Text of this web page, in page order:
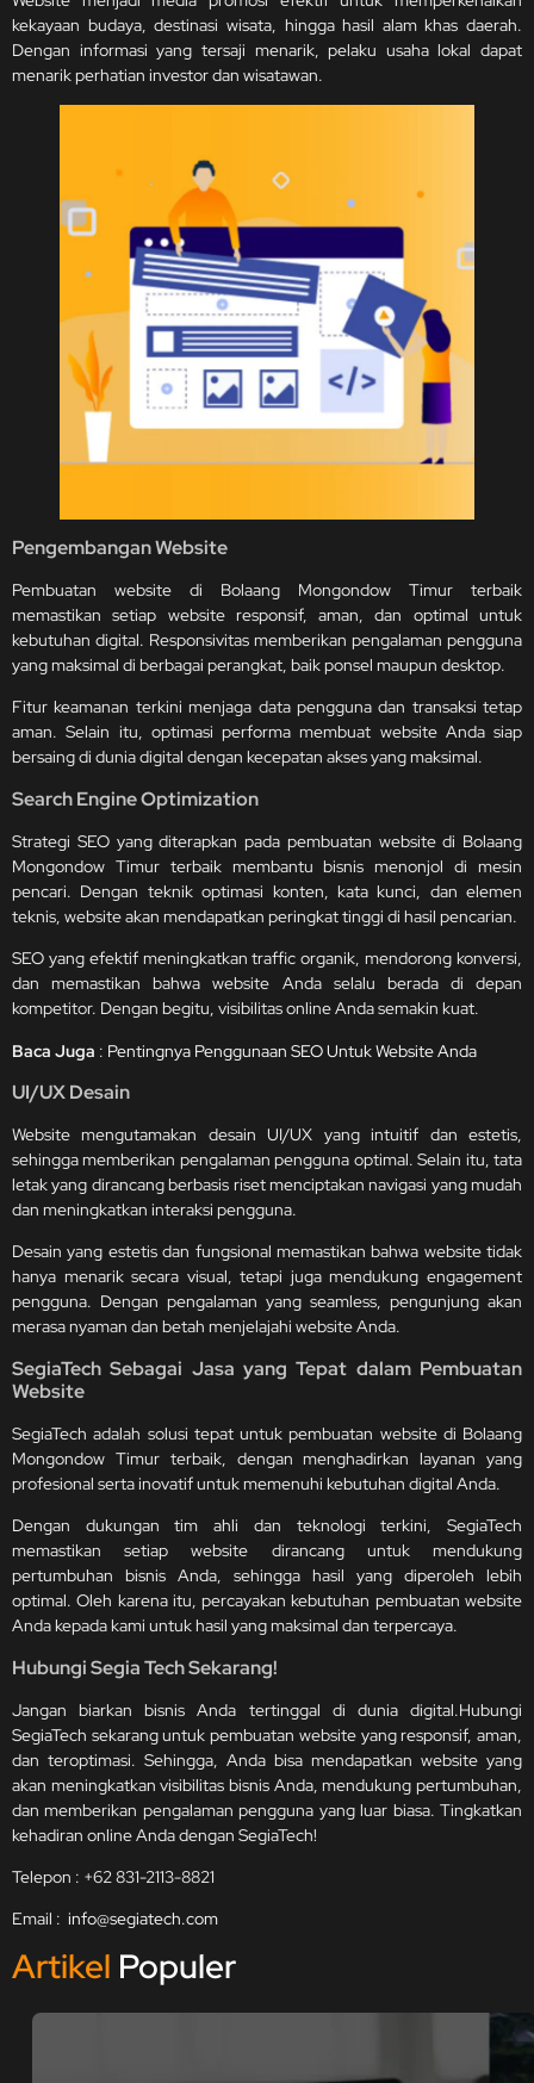
kekayaan budaya, destinasi wisata, hingga hasil alam khas daerah.
Dengan informasi yang tersaji menarik, pelaku usaha lokal dapat
menarik perhatian investor dan wisatawan.
Pengembangan Website
Pembuatan website di Bolaang Mongondow Timur terbaik
memastikan setiap website responsif, aman, dan optimal untuk
kebutuhan digital. Responsivitas memberikan pengalaman pengguna
yang maksimal di berbagai perangkat, baik ponsel maupun desktop.
Fitur keamanan terkini menjaga data pengguna dan transaksi tetap
aman. Selain itu, optimasi performa membuat website Anda siap
bersaing di dunia digital dengan kecepatan akses yang maksimal.
Search Engine Optimization
Strategi SEO yang diterapkan pada pembuatan website di Bolaang
Mongondow Timur terbaik membantu bisnis menonjol di mesin
pencari. Dengan teknik optimasi konten, kata kunci, dan elemen
teknis, website akan mendapatkan peringkat tinggi di hasil pencarian.
SEO yang efektif meningkatkan traffic organik, mendorong konversi,
dan memastikan bahwa website Anda selalu berada di depan
kompetitor. Dengan begitu, visibilitas online Anda semakin kuat.
Baca Juga : Pentingnya Penggunaan SEO Untuk Website Anda
UI/UX Desain
Website mengutamakan desain UI/UX yang intuitif dan estetis,
sehingga memberikan pengalaman pengguna optimal. Selain itu, tata
letak yang dirancang berbasis riset menciptakan navigasi yang mudah
dan meningkatkan interaksi pengguna.
Desain yang estetis dan fungsional memastikan bahwa website tidak
hanya menarik secara visual, tetapi juga mendukung engagement
pengguna. Dengan pengalaman yang seamless, pengunjung akan
merasa nyaman dan betah menjelajahi website Anda.
SegiaTech Sebagai Jasa yang Tepat dalam Pembuatan
Website
SegiaTech adalah solusi tepat untuk pembuatan website di Bolaang
Mongondow Timur terbaik, dengan menghadirkan layanan yang
profesional serta inovatif untuk memenuhi kebutuhan digital Anda.
Dengan dukungan tim ahli dan teknologi terkini, SegiaTech
memastikan setiap website dirancang untuk mendukung
pertumbuhan bisnis Anda, sehingga hasil yang diperoleh lebih
optimal. Oleh karena itu, percayakan kebutuhan pembuatan website
Anda kepada kami untuk hasil yang maksimal dan terpercaya.
Hubungi Segia Tech Sekarang!
Jangan biarkan bisnis Anda tertinggal di dunia digital.Hubungi
SegiaTech sekarang untuk pembuatan website yang responsif, aman,
dan teroptimasi. Sehingga, Anda bisa mendapatkan website yang
akan meningkatkan visibilitas bisnis Anda, mendukung pertumbuhan,
dan memberikan pengalaman pengguna yang luar biasa. Tingkatkan
kehadiran online Anda dengan SegiaTech!
Telepon : +62 831-2113-8821
Email : info@segiatech.com
Artikel Populer